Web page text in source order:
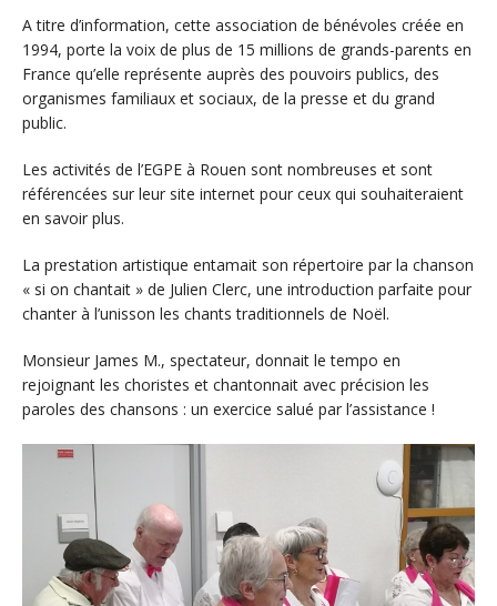
A titre d’information, cette association de bénévoles créée en
1994, porte la voix de plus de 15 millions de grands-parents en
France qu’elle représente auprès des pouvoirs publics, des
organismes familiaux et sociaux, de la presse et du grand
public.
Les activités de l’EGPE à Rouen sont nombreuses et sont
référencées sur leur site internet pour ceux qui souhaiteraient
en savoir plus.
La prestation artistique entamait son répertoire par la chanson
« si on chantait » de Julien Clerc, une introduction parfaite pour
chanter à l’unisson les chants traditionnels de Noël.
Monsieur James M., spectateur, donnait le tempo en
rejoignant les choristes et chantonnait avec précision les
paroles des chansons : un exercice salué par l’assistance !